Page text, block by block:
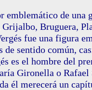
emblemático de una
Grijalbo, Bruguera,
fue una figura
de sentido común,
es el hombre del
Gironella o
él merecerá un